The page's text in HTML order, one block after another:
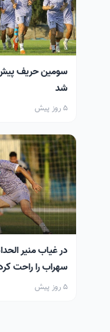
سومین حریف
شد
5 روز پیش
در غیاب منیر
سهراب را راحت
5 روز پیش